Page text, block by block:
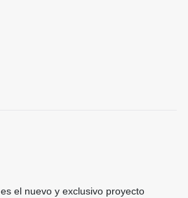
es el nuevo y exclusivo proyecto